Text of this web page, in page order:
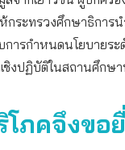
กระทรวงศึกษาธิการน
การกำหนดนโยบายร
งปฏิบัติในสถานศึกษา
โภคจึงขอ